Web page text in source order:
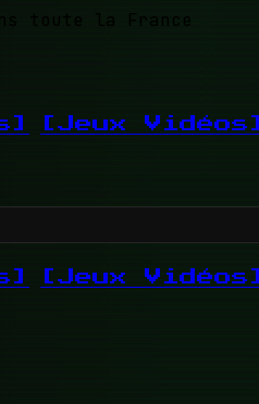
toute la France
[Jeux Vidéos]
[Jeux Vidéos]